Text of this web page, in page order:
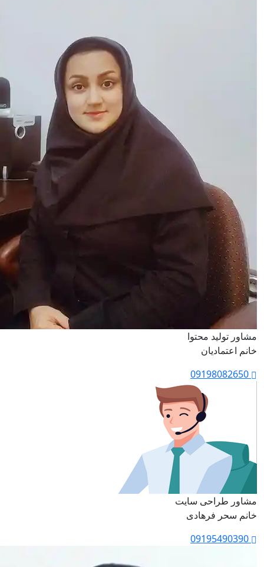
مشاور تولید محتوا
خانم اعتمادیان
مشاور طراحی سایت
خانم سحر فرهادی